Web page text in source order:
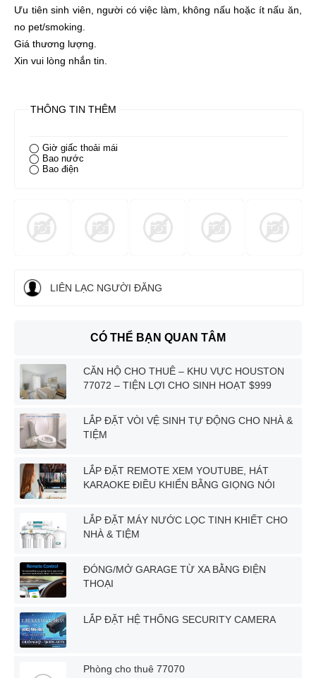
Ưu tiên sinh viên, người có việc làm, không nấu hoặc ít nấu ăn,
no pet/smoking.
Giá thương lượng.
Xin vui lòng nhắn tin.
THÔNG TIN THÊM
◯ Giờ giấc thoải mái
◯ Bao nước
◯ Bao điện
LIÊN LẠC NGƯỜI ĐĂNG
CÓ THỂ BẠN QUAN TÂM
CĂN HỘ CHO THUÊ – KHU VỰC HOUSTON
77072 – TIỆN LỢI CHO SINH HOẠT $999
LẮP ĐẶT VÒI VỆ SINH TỰ ĐỘNG CHO NHÀ &
TIỆM
LẮP ĐẶT REMOTE XEM YOUTUBE, HÁT
KARAOKE ĐIỀU KHIỂN BẰNG GIỌNG NÓI
LẮP ĐẶT MÁY NƯỚC LỌC TINH KHIẾT CHO
NHÀ & TIỆM
ĐÓNG/MỞ GARAGE TỪ XA BẰNG ĐIỆN
THOẠI
LẮP ĐẶT HỆ THỐNG SECURITY CAMERA
Phòng cho thuê 77070